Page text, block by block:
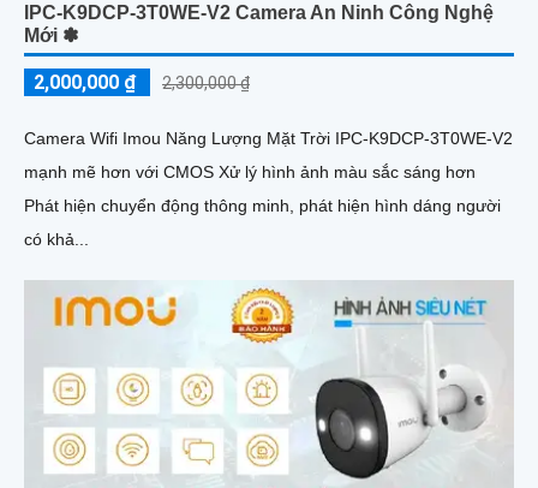
IPC-K9DCP-3T0WE-V2 Camera An Ninh Công Nghệ
Mới ✽
2,000,000 ₫ 2,300,000 ₫
Camera Wifi Imou Năng Lượng Mặt Trời IPC-K9DCP-3T0WE-V2
mạnh mẽ hơn với CMOS Xử lý hình ảnh màu sắc sáng hơn
Phát hiện chuyển động thông minh, phát hiện hình dáng người
có khả...